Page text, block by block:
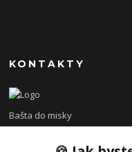
KONTAKTY
Bašta do misky